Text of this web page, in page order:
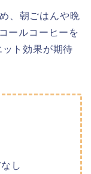
、朝ごはんや晩
ールコーヒーを
ト効果が期待
し